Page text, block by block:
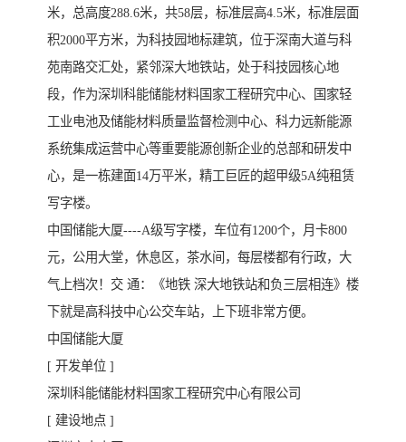
米，总高度288.6米，共58层，标准层高4.5米，标准层面
积2000平方米，为科技园地标建筑，位于深南大道与科
苑南路交汇处，紧邻深大地铁站，处于科技园核心地
段，作为深圳科能储能材料国家工程研究中心、国家轻
工业电池及储能材料质量监督检测中心、科力远新能源
系统集成运营中心等重要能源创新企业的总部和研发中
心，是一栋建面14万平米，精工巨匠的超甲级5A纯租赁
写字楼。
中国储能大厦----A级写字楼，车位有1200个，月卡800
元，公用大堂，休息区，茶水间，每层楼都有行政，大
气上档次！交 通：《地铁 深大地铁站和负三层相连》楼
下就是高科技中心公交车站，上下班非常方便。
中国储能大厦
[ 开发单位 ]
深圳科能储能材料国家工程研究中心有限公司
[ 建设地点 ]